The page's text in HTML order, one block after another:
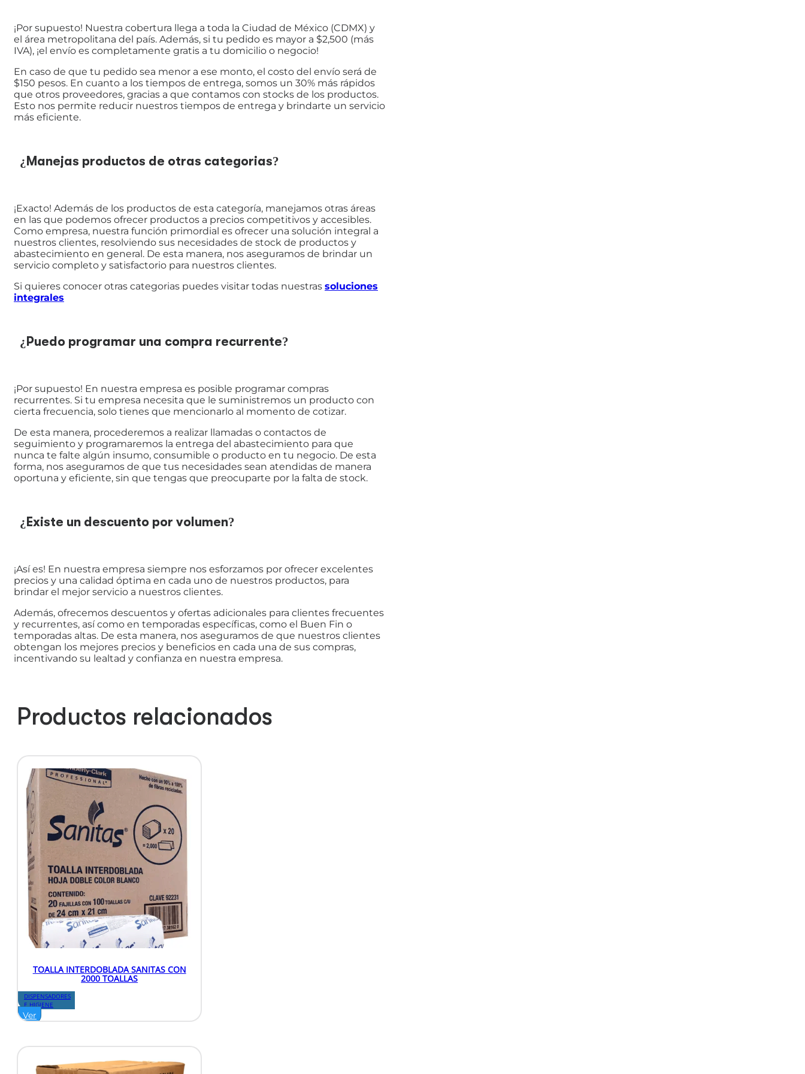
¡Por supuesto! Nuestra cobertura llega a toda la Ciudad de México (CDMX) y
el área metropolitana del país. Además, si tu pedido es mayor a $2,500 (más
IVA), ¡el envío es completamente gratis a tu domicilio o negocio!
En caso de que tu pedido sea menor a ese monto, el costo del envío será de
$150 pesos. En cuanto a los tiempos de entrega, somos un 30% más rápidos
que otros proveedores, gracias a que contamos con stocks de los productos.
Esto nos permite reducir nuestros tiempos de entrega y brindarte un servicio
más eficiente.
¿Manejas productos de otras categorias?
¡Exacto! Además de los productos de esta categoría, manejamos otras áreas
en las que podemos ofrecer productos a precios competitivos y accesibles.
Como empresa, nuestra función primordial es ofrecer una solución integral a
nuestros clientes, resolviendo sus necesidades de stock de productos y
abastecimiento en general. De esta manera, nos aseguramos de brindar un
servicio completo y satisfactorio para nuestros clientes.
Si quieres conocer otras categorias puedes visitar todas nuestras soluciones
integrales
¿Puedo programar una compra recurrente?
¡Por supuesto! En nuestra empresa es posible programar compras
recurrentes. Si tu empresa necesita que le suministremos un producto con
cierta frecuencia, solo tienes que mencionarlo al momento de cotizar.
De esta manera, procederemos a realizar llamadas o contactos de
seguimiento y programaremos la entrega del abastecimiento para que
nunca te falte algún insumo, consumible o producto en tu negocio. De esta
forma, nos aseguramos de que tus necesidades sean atendidas de manera
oportuna y eficiente, sin que tengas que preocuparte por la falta de stock.
¿Existe un descuento por volumen?
¡Así es! En nuestra empresa siempre nos esforzamos por ofrecer excelentes
precios y una calidad óptima en cada uno de nuestros productos, para
brindar el mejor servicio a nuestros clientes.
Además, ofrecemos descuentos y ofertas adicionales para clientes frecuentes
y recurrentes, así como en temporadas específicas, como el Buen Fin o
temporadas altas. De esta manera, nos aseguramos de que nuestros clientes
obtengan los mejores precios y beneficios en cada una de sus compras,
incentivando su lealtad y confianza en nuestra empresa.
Productos relacionados
TOALLA INTERDOBLADA SANITAS CON
2000 TOALLAS
DISPENSADORES
E HIGIENE
Ver